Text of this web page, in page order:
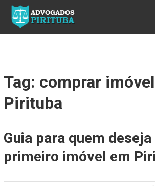
ADVOGADOS PIRITUBA
Precisando de advogado? Entre em contato!
Fazemos toda a assessoria que você
Tag: comprar
Pirituba
Guia para quem
primeiro imóvel em